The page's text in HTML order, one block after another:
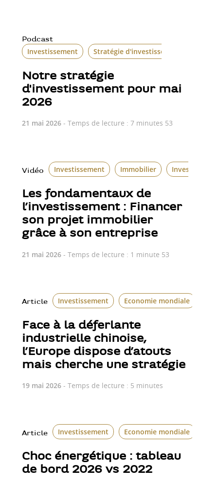
Podcast
Investissement Stratégie d'investissement
Notre stratégie
d'investissement pour mai
2026
21 mai 2026- Temps de lecture : 7 minutes 53
Vidéo Investissement Immobilier
Les fondamentaux de
l’investissement : Financer
son projet immobilier
grâce à son entreprise
21 mai 2026- Temps de lecture : 1 minute 53
Article Investissement Economie mondiale
Face à la déferlante
industrielle chinoise,
l’Europe dispose d’atouts
mais cherche une stratégie
19 mai 2026- Temps de lecture : 5 minutes
Article Investissement Economie mondiale
Choc énergétique : tableau
de bord 2026 vs 2022